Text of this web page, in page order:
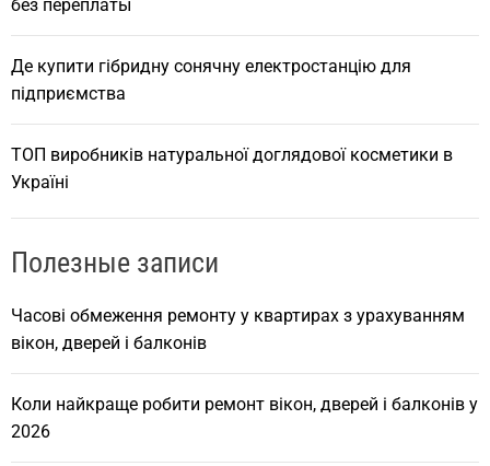
без переплаты
Де купити гібридну сонячну електростанцію для
підприємства
ТОП виробників натуральної доглядової косметики в
Україні
Полезные записи
Часові обмеження ремонту у квартирах з урахуванням
вікон, дверей і балконів
Коли найкраще робити ремонт вікон, дверей і балконів у
2026